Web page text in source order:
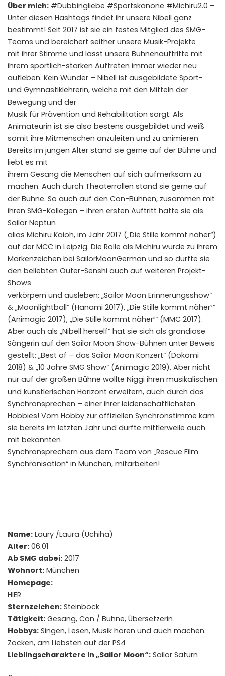
Über mich: #Dubbingliebe #Sportskanone #Michiru2.0 –
Unter diesen Hashtags findet ihr unsere Nibell ganz
bestimmt! Seit 2017 ist sie ein festes Mitglied des SMG-
Teams und bereichert seither unsere Musik-Projekte
mit ihrer Stimme und lässt unsere Bühnenauftritte mit
ihrem sportlich-starken Auftreten immer wieder neu
aufleben. Kein Wunder – Nibell ist ausgebildete Sport-
und Gymnastiklehrerin, welche mit den Mitteln der
Bewegung und der
Musik für Prävention und Rehabilitation sorgt. Als
Animateurin ist sie also bestens ausgebildet und weiß
somit ihre Mitmenschen anzuleiten und zu animieren.
Bereits im jungen Alter stand sie gerne auf der Bühne und
liebt es mit
ihrem Gesang die Menschen auf sich aufmerksam zu
machen. Auch durch Theaterrollen stand sie gerne auf
der Bühne. So auch auf den Con-Bühnen, zusammen mit
ihren SMG-Kollegen – ihren ersten Auftritt hatte sie als
Sailor Neptun
alias Michiru Kaioh, im Jahr 2017 („Die Stille kommt näher“)
auf der MCC in Leipzig. Die Rolle als Michiru wurde zu ihrem
Markenzeichen bei SailorMoonGerman und so durfte sie
den beliebten Outer-Senshi auch auf weiteren Projekt-
Shows
verkörpern und ausleben: „Sailor Moon Erinnerungsshow“
& „Moonlightball“ (Hanami 2017), „Die Stille kommt näher²“
(Animagic 2017), „Die Stille kommt näher³“ (MMC 2017).
Aber auch als „Nibell herself“ hat sie sich als grandiose
Sängerin auf den Sailor Moon Show-Bühnen unter Beweis
gestellt: „Best of – das Sailor Moon Konzert“ (Dokomi
2018) & „10 Jahre SMG Show“ (Animagic 2019). Aber nicht
nur auf der großen Bühne wollte Niggi ihren musikalischen
und künstlerischen Horizont erweitern, auch durch das
Synchronsprechen – einer ihrer leidenschaftlichsten
Hobbies! Vom Hobby zur offiziellen Synchronstimme kam
sie bereits im letzten Jahr und durfte mittlerweile auch
mit bekannten
Synchronsprechern aus dem Team von „Rescue Film
Synchronisation“ in München, mitarbeiten!
Name: Laury /Laura (Uchiha)
Alter: 06.01
Ab SMG dabei: 2017
Wohnort: München
Homepage:
HIER
Sternzeichen: Steinbock
Tätigkeit: Gesang, Con / Bühne, Übersetzerin
Hobbys: Singen, Lesen, Musik hören und auch machen.
Zocken, am Liebsten auf der PS4
Lieblingscharaktere in „Sailor Moon“: Sailor Saturn